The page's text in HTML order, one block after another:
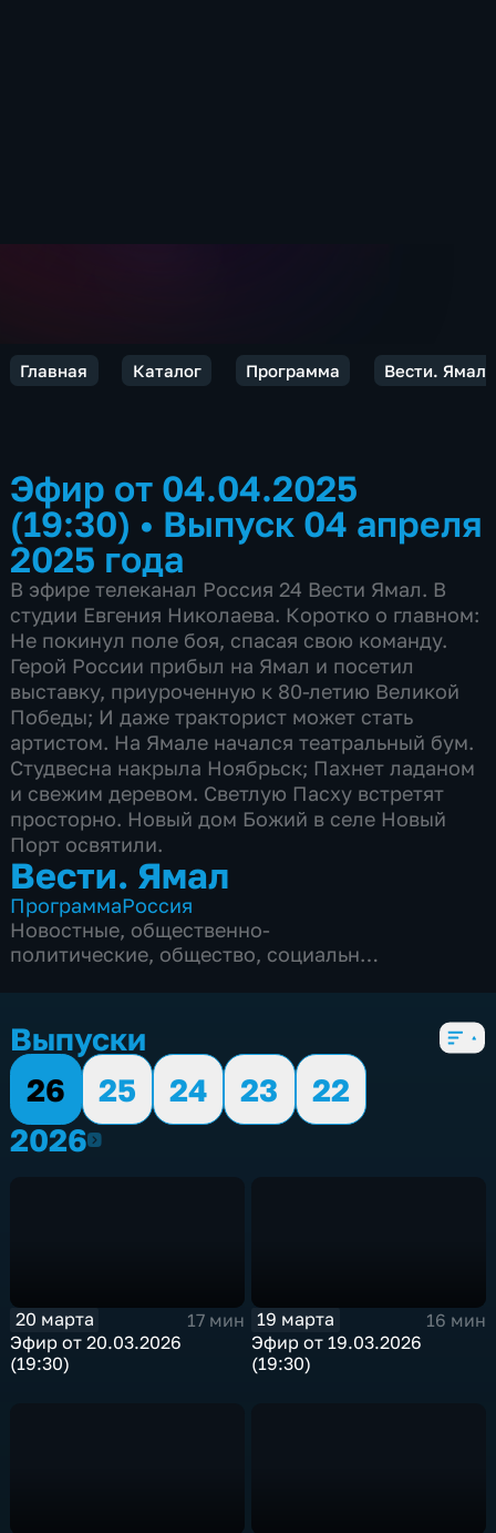
Главная Каталог Программа Вести. Ямал
Эфир от 04.04.2025
(19:30) • Выпуск 04 апреля
2025 года
В эфире телеканал Россия 24 Вести Ямал. В
студии Евгения Николаева. Коротко о главном:
Не покинул поле боя, спасая свою команду.
Герой России прибыл на Ямал и посетил
выставку, приуроченную к 80-летию Великой
Победы; И даже тракторист может стать
артистом. На Ямале начался театральный бум.
Студвесна накрыла Ноябрьск; Пахнет ладаном
и свежим деревом. Светлую Пасху встретят
просторно. Новый дом Божий в селе Новый
Порт освятили.
Вести. Ямал
ПрограммаРоссия
Новостные, общественно-
политические, общество, социально-
Выпуски
26
25 24 23
22
20262026
20 марта
17 мин
Эфир от 20.03.2026
(19:30)
19 марта
16 мин
Эфир от 19.03.2026
(19:30)